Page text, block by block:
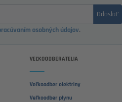
Odoslať
osobných údajov.
VEĽKOODBERATELIA
Veľkoodber elektriny
Veľkoodber plynu